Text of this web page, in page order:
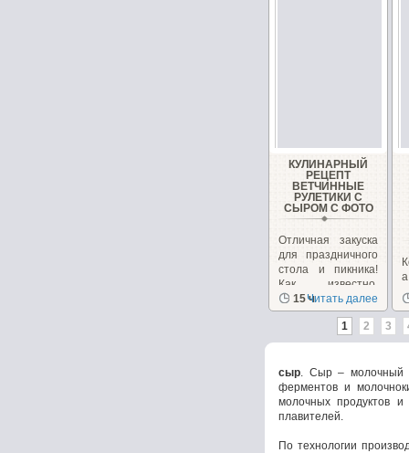
КУЛИНАРНЫЙ
РЕЦЕПТ
ВЕТЧИННЫЕ
РУЛЕТИКИ С
СЫРОМ С ФОТО
Отличная закуска
для праздничного
стола и пикника!
Как известно,
закусок...
15 чЧитать далее
1 2 3
сыр. Сыр – молочный
ферментов и
молочных продуктов
плавителей.
По технологии